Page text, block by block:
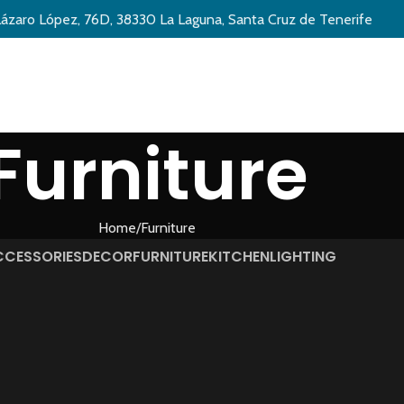
López, 76D, 38330 La Laguna, Santa Cruz de Tenerife
Home Furniture
DECORFURNITUREKITCHENLIGHTING